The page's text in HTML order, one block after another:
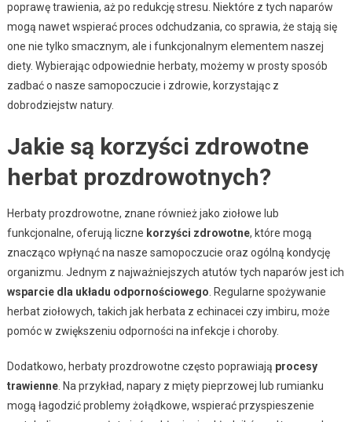
poprawę trawienia, aż po redukcję stresu. Niektóre z tych naparów
mogą nawet wspierać proces odchudzania, co sprawia, że stają się
one nie tylko smacznym, ale i funkcjonalnym elementem naszej
diety. Wybierając odpowiednie herbaty, możemy w prosty sposób
zadbać o nasze samopoczucie i zdrowie, korzystając z
dobrodziejstw natury.
Jakie są korzyści zdrowotne
herbat prozdrowotnych?
Herbaty prozdrowotne, znane również jako ziołowe lub
funkcjonalne, oferują liczne korzyści zdrowotne, które mogą
znacząco wpłynąć na nasze samopoczucie oraz ogólną kondycję
organizmu. Jednym z najważniejszych atutów tych naparów jest ich
wsparcie dla układu odpornościowego. Regularne spożywanie
herbat ziołowych, takich jak herbata z echinacei czy imbiru, może
pomóc w zwiększeniu odporności na infekcje i choroby.
Dodatkowo, herbaty prozdrowotne często poprawiają procesy
trawienne. Na przykład, napary z mięty pieprzowej lub rumianku
mogą łagodzić problemy żołądkowe, wspierać przyspieszenie